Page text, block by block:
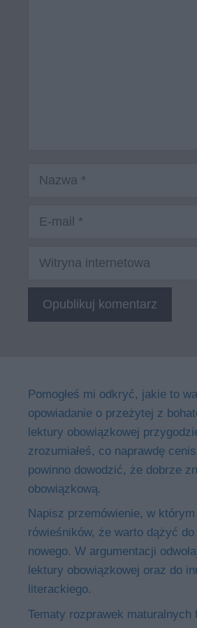
Witryna
internetowa
Pomogłeś mi odkryć, jakie to
opowiadanie o przeżytej z
lektury obowiązkowej
zrozumiałeś, co naprawdę
powinno dowodzić, że dobrze
obowiązkową.
Napisz przemówienie, w
rówieśników, że warto dążyć
nowego. W argumentacji
lektury obowiązkowej oraz do
literackiego.
Tematy rozprawek maturalnych